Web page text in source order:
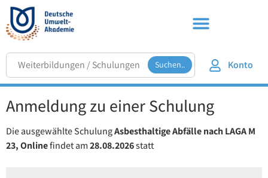
Suchen.. Konto
Anmeldung zu einer Schulung
Die ausgewählte SchulungAsbesthaltige Abfälle nach LAGA M
23, Onlinefindet am28.08.2026statt